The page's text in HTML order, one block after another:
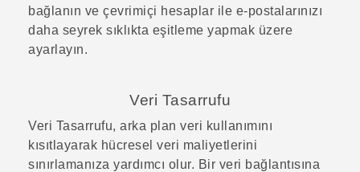
bağlanın ve çevrimiçi hesaplar ile e-postalarınızı
daha seyrek sıklıkta eşitleme yapmak üzere
ayarlayın.
Veri Tasarrufu
Veri Tasarrufu, arka plan veri kullanımını
kısıtlayarak hücresel veri maliyetlerini
sınırlamanıza yardımcı olur. Bir veri bağlantısına